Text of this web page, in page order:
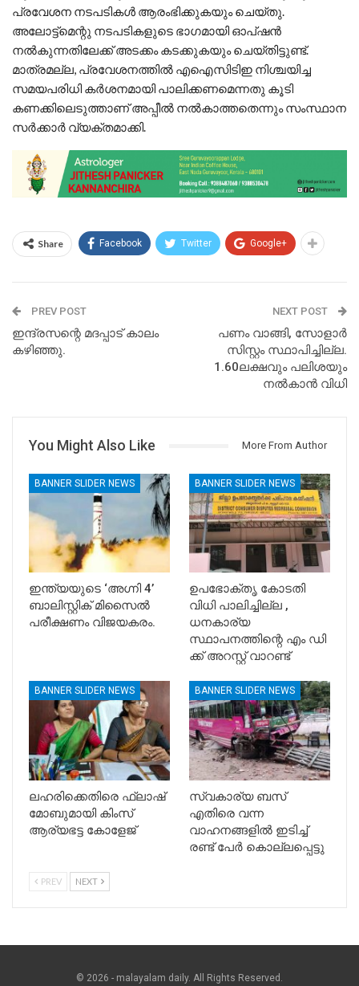
പ്രവേശന നടപടികള്‍ ആരംഭിക്കുകയും ചെയ്തു.
അലോട്ട്‌മെന്റു നടപടികളുടെ ഭാഗമായി ഓപ്ഷന്‍
നല്‍കുന്നതിലേക്ക് അടക്കം കടക്കുകയും ചെയ്തിട്ടുണ്ട്.
മാത്രമല്ല, പ്രവേശനത്തിൽ എഐസിടിഇ നിശ്ചയിച്ച
സമയപരിധി കര്‍ശനമായി പാലിക്കണമെന്നതു കൂടി
കണക്കിലെടുത്താണ് അപ്പീൽ നൽകാത്തതെന്നും സംസ്ഥാന
സർക്കാർ വ്യക്തമാക്കി.
Share Facebook Twitter Google+
PREV POST
ഇന്ദ്രസന്റെ മദപ്പാട് കാലം
കഴിഞ്ഞു.
NEXT POST
പണം വാങ്ങി, സോളാർ
സിസ്റ്റം സ്ഥാപിച്ചില്ല.
1.60ലക്ഷവും പലിശയും
നൽകാൻ വിധി
You Might Also Like More From Author
BANNER SLIDER NEWS
ഇന്ത്യയുടെ ‘അഗ്നി 4’
ബാലിസ്റ്റിക് മിസൈൽ
പരീക്ഷണം വിജയകരം.
BANNER SLIDER NEWS
ഉപഭോക്തൃ കോടതി
വിധി പാലിച്ചില്ല ,
ധനകാര്യ
സ്ഥാപനത്തിന്റെ എം ഡി
ക്ക് അറസ്റ്റ് വാറണ്ട്
BANNER SLIDER NEWS
ലഹരിക്കെതിരെ ഫ്ലാഷ്
മോബുമായി കിംസ്
ആര്യഭട്ട കോളേജ്
BANNER SLIDER NEWS
സ്വകാര്യ ബസ്
എതിരെ വന്ന
വാഹനങ്ങളിൽ ഇടിച്ച്
രണ്ട് പേർ കൊല്ലപ്പെട്ടു
PREV NEXT
© 2026 - malayalam daily. All Rights Reserved.